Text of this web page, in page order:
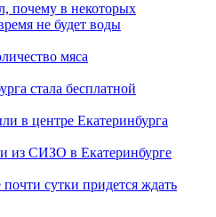
почему в некоторых
не будет воды
мяса
стала бесплатной
в центре Екатеринбурга
из СИЗО в Екатеринбурге
сутки придется ждать